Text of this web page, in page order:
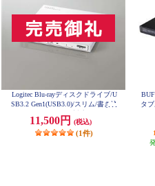
Logitec Blu-rayディスクドライブ/U
SB3.2 Gen1(USB3.0)/スリム/書き込
LBD-PWA6U3LWH
11,500円 (税込)
(1件)
タ